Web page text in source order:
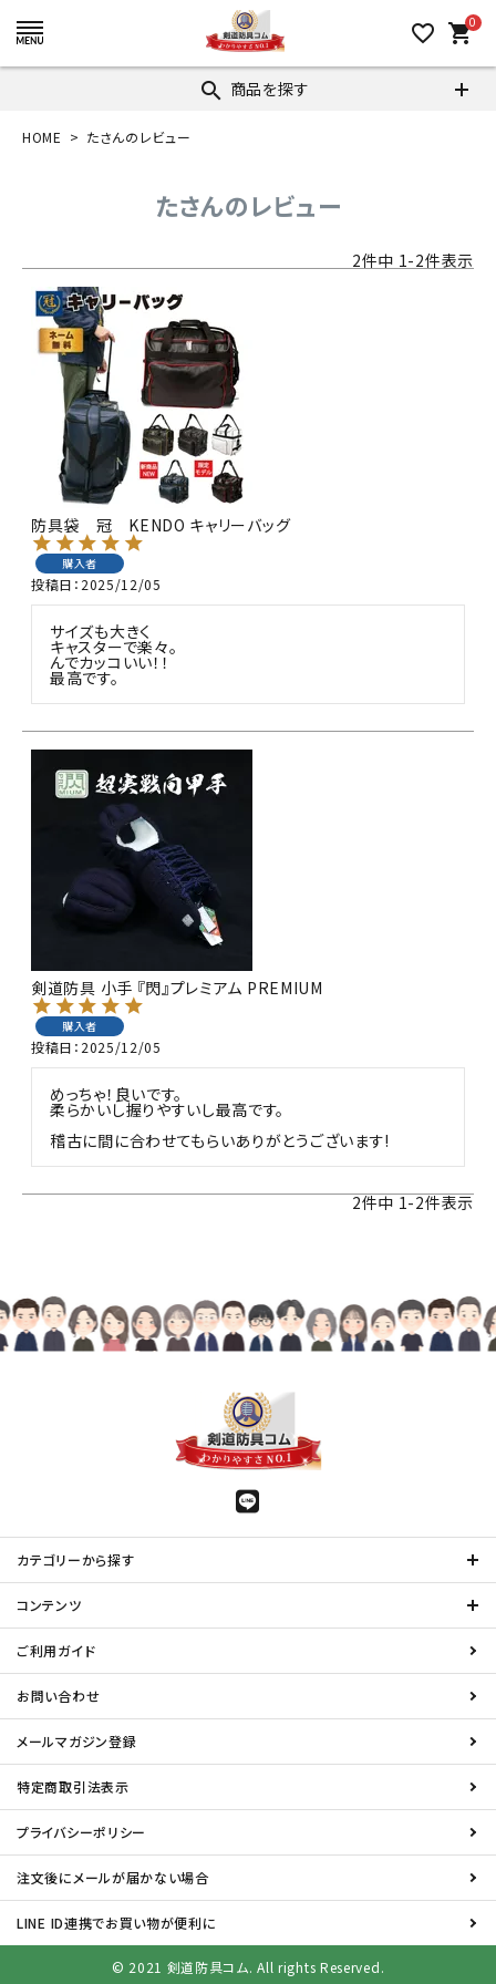
favorite_border 0
shopping_cart
search 商品を探す
HOME たさんのレビュー
たさんのレビュー
2件中 1-2件表示
防具袋 冠 KENDO キャリーバッグ
購入者
投稿日 2025/12/05
サイズも大きく
キャスターで楽々。
んでカッコいい！！
最高です。
剣道防具 小手 『閃』プレミアム PREMIUM
購入者
投稿日 2025/12/05
めっちゃ！良いです。
柔らかいし握りやすいし最高です。
稽古に間に合わせてもらいありがとうございます!
2件中 1-2件表示
カテゴリーから探す
コンテンツ
ご利用ガイド
お問い合わせ
メールマガジン登録
特定商取引法表示
プライバシーポリシー
注文後にメールが届かない場合
LINE ID連携でお買い物が便利に
© 2021 剣道防具コム. All rights Reserved.